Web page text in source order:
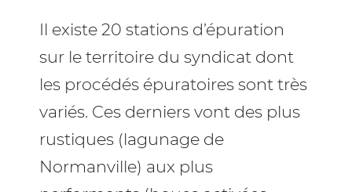
Il existe 20 stations d’épuration
sur le territoire du syndicat dont
les procédés épuratoires sont très
variés. Ces derniers vont des plus
rustiques (lagunage de
Normanville) aux plus